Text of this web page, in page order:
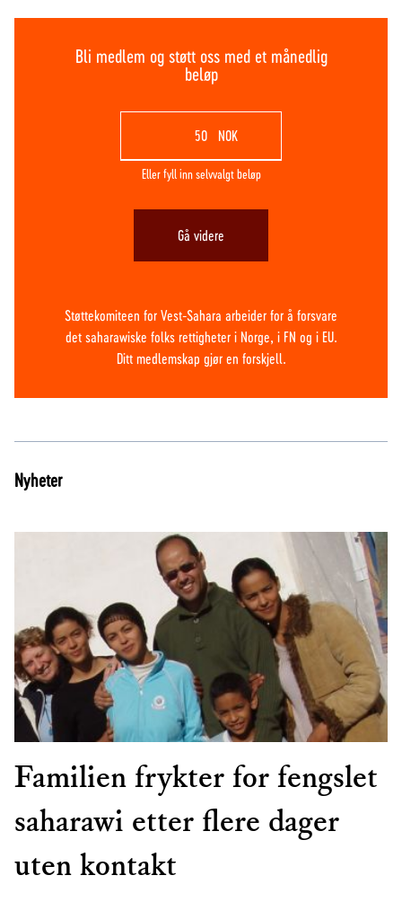
Bli medlem og støtt oss med et månedlig
beløp
NOK
Eller fyll inn selvvalgt beløp
Gå videre
Støttekomiteen for Vest-Sahara arbeider for å forsvare
det saharawiske folks rettigheter i Norge, i FN og i EU.
Ditt medlemskap gjør en forskjell.
Nyheter
Familien frykter for fengslet
saharawi etter flere dager
uten kontakt